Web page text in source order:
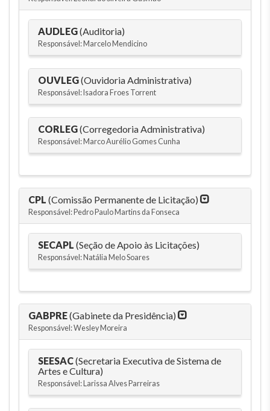
AUDLEG(Auditoria)
Responsável: Marcelo Mendicino
OUVLEG(Ouvidoria Administrativa)
Responsável: Isadora Froes Torrent
CORLEG(Corregedoria Administrativa)
Responsável: Marco Aurélio Gomes Cunha
CPL (Comissão Permanente de Licitação)
Responsável: Pedro Paulo Martins da Fonseca
SECAPL (Seção de Apoio às Licitações)
Responsável: Natália Melo Soares
GABPRE(Gabinete da Presidência)
Responsável: Wesley Moreira
SEESAC(Secretaria Executiva de Sistema de
Artes e Cultura)
Responsável: Larissa Alves Parreiras